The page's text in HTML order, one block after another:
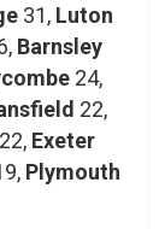
31, Luton
Barnsley
24,
22,
22, Exeter
Plymouth